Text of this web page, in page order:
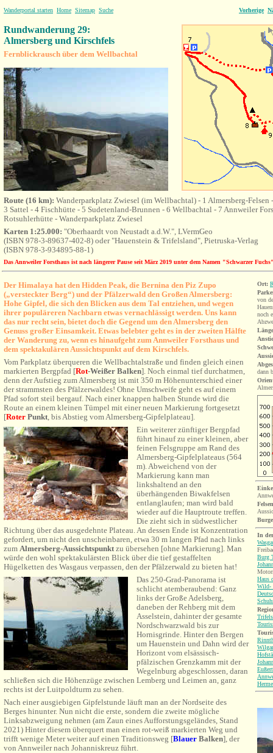
Wanderportal starten Home Sitemap Suche Vorherige
Rundwanderung 29:
Almersberg und Kirschfels
Fernblickrausch über dem Wellbachtal
Route (16 km): Wanderparkplatz Zwiesel (im Wellbachtal) - 1 Almersberg-
3 Sattel - 4 Fischhütte - 5 Sudetenland-Brunnen - 6 Wellbachtal - 7 Annweiler
Rotsuhlerhütte - Wanderparkplatz Zwiesel
Karten 1:25.000: "Oberhaardt von Neustadt a.d.W.", LVermGeo
(ISBN 978-3-89637-402-8) oder "Hauenstein & Trifelsland", Pietruska-Verlag
(ISBN 978-3-934895-88-1)
Das Annweiler Forsthaus ist nach längerer Pause seit März 2019 unter dem Namen "Schwarzer
Der Himalaya hat den Hidden Peak, die Bernina den Piz Zupo
(„versteckter Berg“) und der Pfälzerwald den Großen Almersberg:
Hohe Gipfel, die sich den Blicken aus dem Tal entziehen, und wegen
ihrer populäreren Nachbarn etwas vernachlässigt werden. Uns kann
das nur recht sein, bietet doch die Gegend um den Almersberg den
Genuss großer Einsamkeit. Etwas belebter geht es in der zweiten Hälfte
der Wanderung zu, wenn es hinaufgeht zum Annweiler Forsthaus und
dem spektakulären Aussichtspunkt auf dem Kirschfels.
Vom Parkplatz überqueren die Wellbachtalstraße und finden gleich einen
markierten Bergpfad [Rot-Weißer Balken]. Noch einmal tief durchatmen,
denn der Aufstieg zum Almersberg ist mit 350 m Höhenunterschied einer
der strammsten des Pfälzerwaldes! Ohne Umschweife geht es auf einem
Pfad sofort steil bergauf. Nach einer knappen halben Stunde wird die
Route an einem kleinen Tümpel mit einer neuen Markierung fortgesetzt
[Roter Punkt, bis Abstieg vom Almersberg-Gipfelplateau].
Ein weiterer zünftiger Bergpfad
führt hinauf zu einer kleinen, aber
feinen Felsgruppe am Rand des
Almersberg-Gipfelplateaus (564
m). Abweichend von der
Markierung kann man
linkshaltend an den
überhängenden Biwakfelsen
entlanglaufen; man wird bald
wieder auf die Hauptroute treffen.
Die zieht sich in südwestlicher
Richtung über das ausgedehnte Plateau. An dessen Ende ist Konzentration
gefordert, um nicht den unscheinbaren, etwa 30 m langen Pfad nach links
zum Almersberg-Aussichtspunktzu übersehen [ohne Markierung]. Man
würde den wohl spektakulärsten Blick über die tief gestaffelten
Hügelketten des Wasgaus verpassen, den der Pfälzerwald zu bieten hat!
Das 250-Grad-Panorama ist
schlicht atemberaubend: Ganz
links der Große Adelsberg,
daneben der Rehberg mit dem
Asselstein, dahinter der gesamte
Nordschwarzwald bis zur
Hornisgrinde. Hinter den Bergen
um Hauenstein und Dahn wird der
Horizont vom elsässisch-
pfälzischen Grenzkamm mit der
Wegelnburg abgeschlossen, daran
schließen sich die Höhenzüge zwischen Lemberg und Leimen an, ganz
rechts ist der Luitpoldturm zu sehen.
Nach einer ausgiebigen Gipfelstunde läuft man an der Nordseite des
Berges hinunter. Nun nicht die erste, sondern die zweite mögliche
Linksabzweigung nehmen (am Zaun eines Aufforstungsgeländes, Stand
2021) Hinter diesem überquert man einen rot-weiß markierten Weg und
trifft wenige Meter weiter auf einen Traditionsweg [Blauer Balken], der
von Annweiler nach Johanniskreuz führt.
Ort:
von
noch
dann
In
Burg
Haus
Wild-